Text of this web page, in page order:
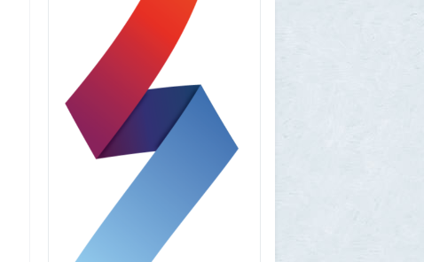
1 августа 2026, 16:50
"Становится всё яснее"
1
1 августа 2026, 16:39
Работавшие ранее в РФ мессенджеры
BIP и KakaoTalk перестали работать
1GR
1 августа 2026, 14:51
Исторический дом в центре Магадана
выставили на торги за 100 тысяч рублей
1 августа 2026, 13:50
В Подмосковье мужчина устроил концерт
для соседей в честь своего дня рождения
1 августа 2026, 12:58